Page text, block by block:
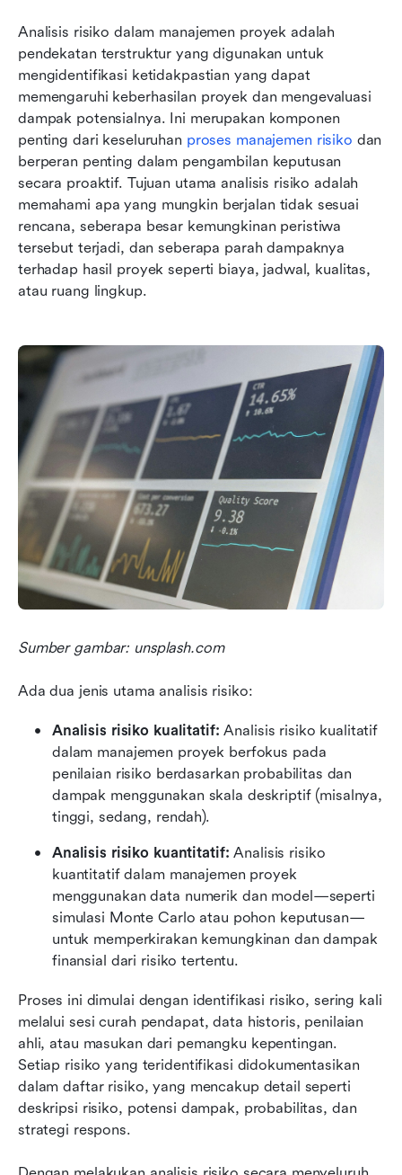
Analisis risiko dalam manajemen proyek adalah
pendekatan terstruktur yang digunakan untuk
mengidentifikasi ketidakpastian yang dapat
memengaruhi keberhasilan proyek dan mengevaluasi
dampak potensialnya. Ini merupakan komponen
penting dari keseluruhan proses manajemen risiko dan
berperan penting dalam pengambilan keputusan
secara proaktif. Tujuan utama analisis risiko adalah
memahami apa yang mungkin berjalan tidak sesuai
rencana, seberapa besar kemungkinan peristiwa
tersebut terjadi, dan seberapa parah dampaknya
terhadap hasil proyek seperti biaya, jadwal, kualitas,
atau ruang lingkup.
Sumber gambar: unsplash.com
Ada dua jenis utama analisis risiko:
Analisis risiko kualitatif: Analisis risiko kualitatif
dalam manajemen proyek berfokus pada
penilaian risiko berdasarkan probabilitas dan
dampak menggunakan skala deskriptif (misalnya,
tinggi, sedang, rendah).
Analisis risiko kuantitatif: Analisis risiko
kuantitatif dalam manajemen proyek
menggunakan data numerik dan model—seperti
simulasi Monte Carlo atau pohon keputusan—
untuk memperkirakan kemungkinan dan dampak
finansial dari risiko tertentu.
Proses ini dimulai dengan identifikasi risiko, sering kali
melalui sesi curah pendapat, data historis, penilaian
ahli, atau masukan dari pemangku kepentingan.
Setiap risiko yang teridentifikasi didokumentasikan
dalam daftar risiko, yang mencakup detail seperti
deskripsi risiko, potensi dampak, probabilitas, dan
strategi respons.